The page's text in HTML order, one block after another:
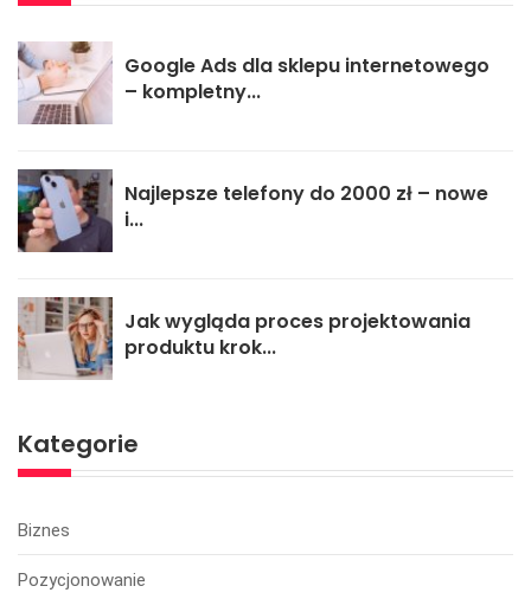
Google Ads dla sklepu internetowego
– kompletny...
Najlepsze telefony do 2000 zł – nowe
i...
Jak wygląda proces projektowania
produktu krok...
Kategorie
Biznes
Pozycjonowanie